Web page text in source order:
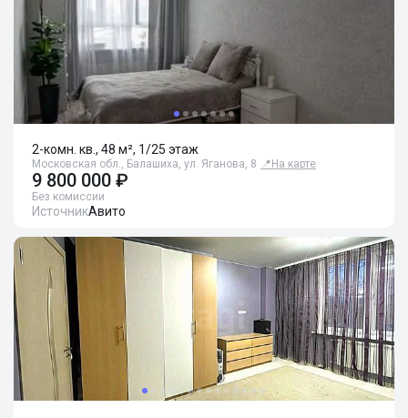
2-комн. кв., 48 м², 1/25 этаж
Московская обл., Балашиха, ул. Яганова, 8 📍 На карте
9 800 000 ₽
Без комиссии
ИсточникАвито